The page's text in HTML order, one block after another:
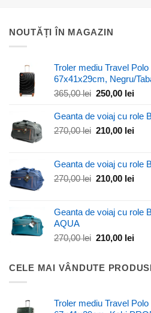
NOUTĂȚI ÎN MAGAZIN
Troler mediu Travel Polo
67x41x29cm, Negru/
365,00lei Prețul
a
fost:
250,00 lei
Geanta de voiaj cu role
270,00lei Prețul
fost:
270,00 lei.
210,00 lei
Geanta de voiaj cu role
270,00lei Prețul
fost:
210,00 lei
Geanta de voiaj cu role
AQUA
270,00lei Prețul
fost:
210,00 lei
CELE MAI VÂNDUTE
Troler mediu Travel Polo